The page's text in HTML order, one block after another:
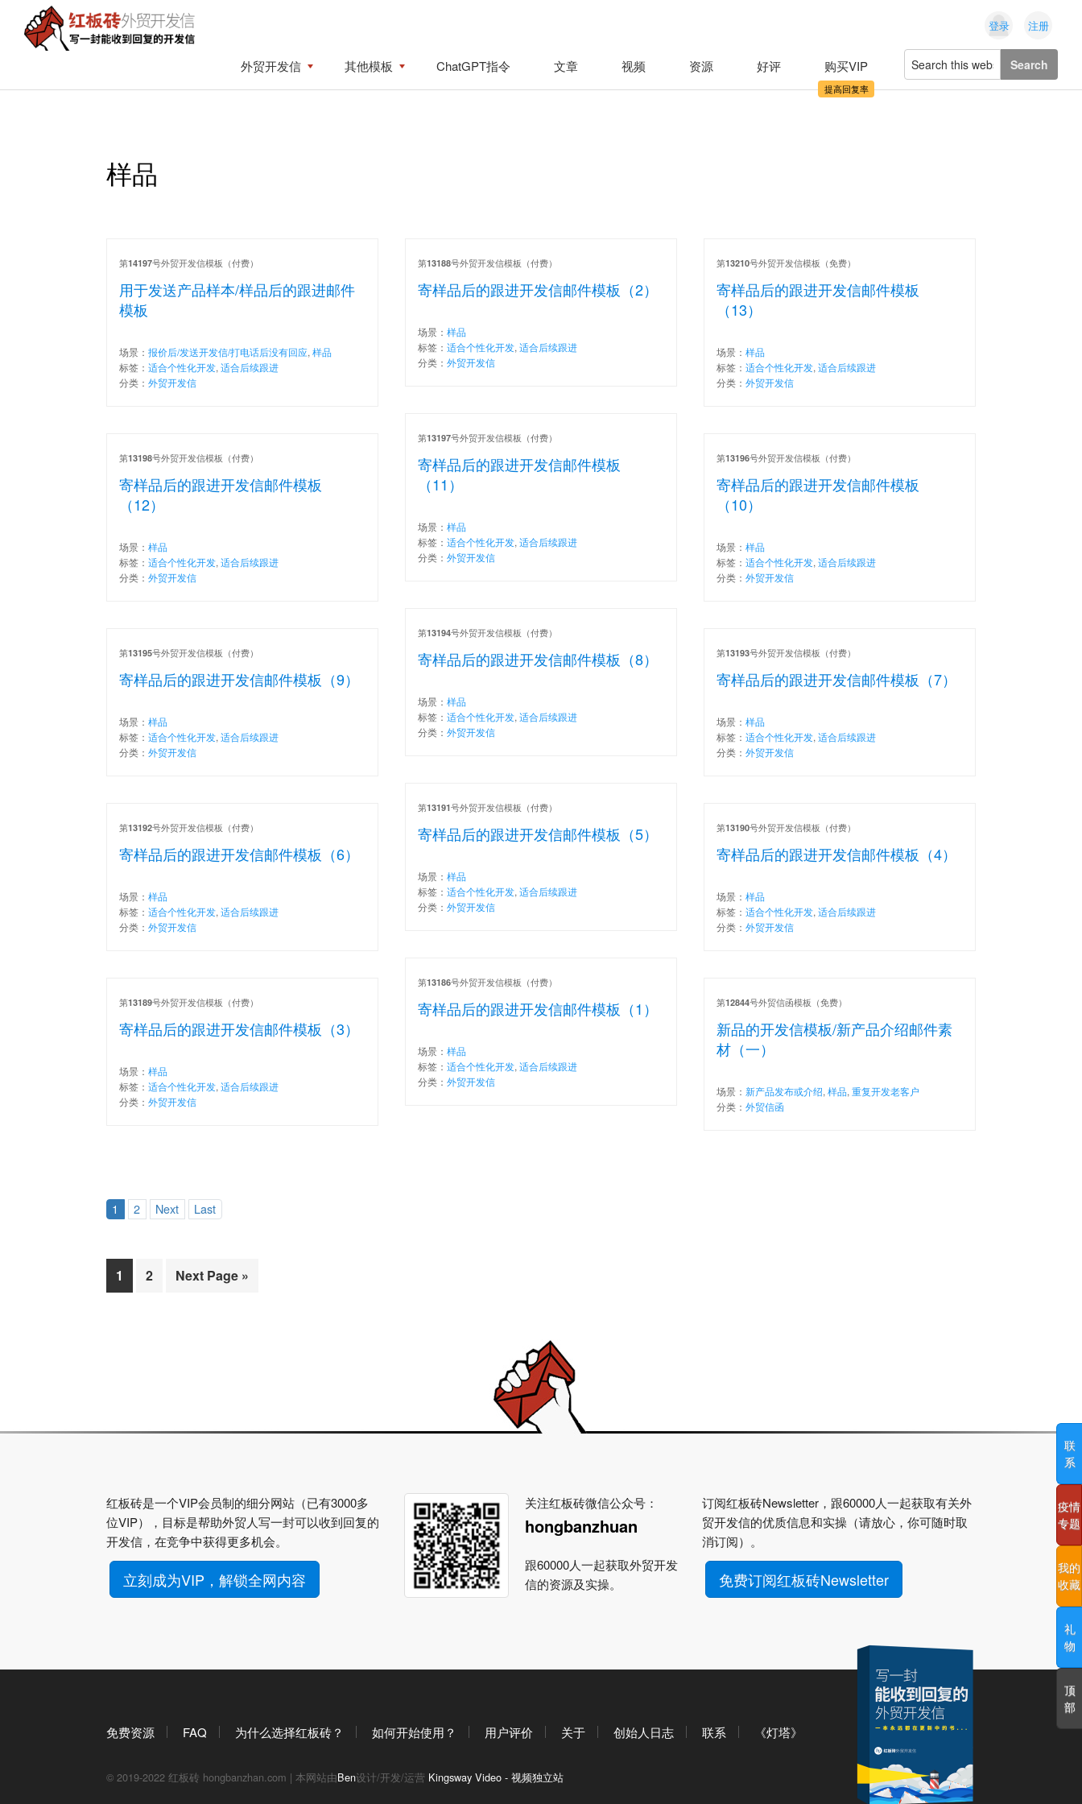
primary
content
砖
登录 注册
外贸开发信 其他模板 ChatGPT指令 文章 视频 资源 好评 购买VIP
Search
this
website
样品
用于发送产品样本/样品后的跟进邮件
模板
第14197号外贸开发信模板（付费）
场景： 报价后/发送开发信/打电话后没有回应, 样品
标签： 适合个性化开发, 适合后续跟进
分类： 外贸开发信
寄样品后的跟进开发信邮件模板（2）
第13188号外贸开发信模板（付费）
场景： 样品
标签： 适合个性化开发, 适合后续跟进
分类： 外贸开发信
寄样品后的跟进开发信邮件模板
（13）
第13210号外贸开发信模板（免费）
场景： 样品
标签： 适合个性化开发, 适合后续跟进
分类： 外贸开发信
寄样品后的跟进开发信邮件模板
（12）
第13198号外贸开发信模板（付费）
场景： 样品
标签： 适合个性化开发, 适合后续跟进
分类： 外贸开发信
寄样品后的跟进开发信邮件模板
（11）
第13197号外贸开发信模板（付费）
场景： 样品
标签： 适合个性化开发, 适合后续跟进
分类： 外贸开发信
寄样品后的跟进开发信邮件模板
（10）
第13196号外贸开发信模板（付费）
场景： 样品
标签： 适合个性化开发, 适合后续跟进
分类： 外贸开发信
寄样品后的跟进开发信邮件模板（9）
第13195号外贸开发信模板（付费）
场景： 样品
标签： 适合个性化开发, 适合后续跟进
分类： 外贸开发信
寄样品后的跟进开发信邮件模板（8）
第13194号外贸开发信模板（付费）
场景： 样品
标签： 适合个性化开发, 适合后续跟进
分类： 外贸开发信
寄样品后的跟进开发信邮件模板（7）
第13193号外贸开发信模板（付费）
场景： 样品
标签： 适合个性化开发, 适合后续跟进
分类： 外贸开发信
寄样品后的跟进开发信邮件模板（6）
第13192号外贸开发信模板（付费）
场景： 样品
标签： 适合个性化开发, 适合后续跟进
分类： 外贸开发信
寄样品后的跟进开发信邮件模板（5）
第13191号外贸开发信模板（付费）
场景： 样品
标签： 适合个性化开发, 适合后续跟进
分类： 外贸开发信
寄样品后的跟进开发信邮件模板（4）
第13190号外贸开发信模板（付费）
场景： 样品
标签： 适合个性化开发, 适合后续跟进
分类： 外贸开发信
寄样品后的跟进开发信邮件模板（3）
第13189号外贸开发信模板（付费）
场景： 样品
标签： 适合个性化开发, 适合后续跟进
分类： 外贸开发信
寄样品后的跟进开发信邮件模板（1）
第13186号外贸开发信模板（付费）
场景： 样品
标签： 适合个性化开发, 适合后续跟进
分类： 外贸开发信
新品的开发信模板/新产品介绍邮件素
材（一）
第12844号外贸信函模板（免费）
场景： 新产品发布或介绍, 样品, 重复开发老客户
分类： 外贸信函
1 2 Next Last
Page
1 Page
2 Next Page »
红板砖是一个VIP会员制的细分网站（已有3000多
位VIP），目标是帮助外贸人写一封可以收到回复的
开发信，在竞争中获得更多机会。
立刻成为VIP，解锁全网内容
关注红板砖微信公众号：
hongbanzhuan
跟60000人一起获取外贸开发
信的资源及实操。
订阅红板砖Newsletter，跟60000人一起获取有关外
贸开发信的优质信息和实操（请放心，你可随时取
消订阅）。
免费订阅红板砖Newsletter
免费资源 FAQ 为什么选择红板砖？ 如何开始使用？ 用户评价 关于 创始人日志 联系 《灯塔》
© 2019-2022 红板砖 hongbanzhan.com | 本网站由Ben设计/开发/运营 Kingsway Video - 视频独立站
联
系
疫情
专题
我的
收藏
礼
物
顶
部